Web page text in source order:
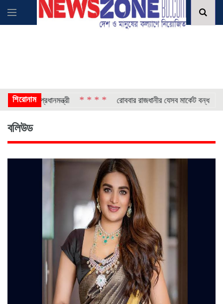
শিরোনাম
পথে প্রধানমন্ত্রী * * * * রোববার রাজধানীর যেসব মার্কেট বন্ধ * * *
বলিউড